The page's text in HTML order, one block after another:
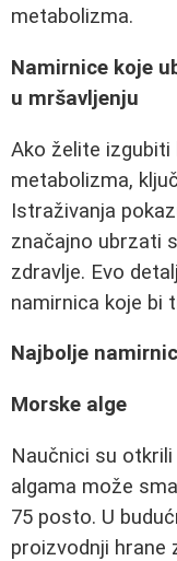
metabolizma.
Namirnice koje
u mršavljenju
Ako želite
metabolizma,
Istraživanja
značajno ubrzati
zdravlje. Evo
namirnica koje bi
Najbolje
Morske alge
Naučnici su
algama može
75 posto. U
proizvodnji hrane